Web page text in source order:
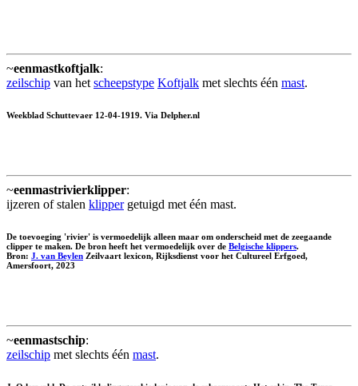
~eenmastkoftjalk:
zeilschip van het scheepstype Koftjalk met slechts één mast.
Weekblad Schuttevaer 12-04-1919. Via Delpher.nl
~eenmastrivierklipper:
ijzeren of stalen klippergetuigd met één mast.
De toevoeging 'rivier' is vermoedelijk alleen maar om onderscheid met de zeegaande
clipper te maken. De bron heeft het vermoedelijk over de Belgische klippers.
Bron: J. van Beylen Zeilvaart lexicon, Rijksdienst voor het Cultureel Erfgoed,
Amersfoort, 2023
~eenmastschip:
zeilschip met slechts één mast.